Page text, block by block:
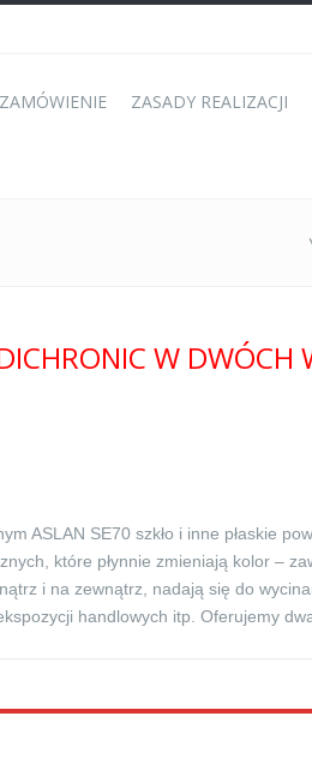
ZAMÓWIENIE ZASADY REALIZACJI
W DWÓCH
ASLAN SE70 szkło i inne płaskie
które płynnie zmieniają kolor –
i na zewnątrz, nadają się do
handlowych itp. Oferujemy